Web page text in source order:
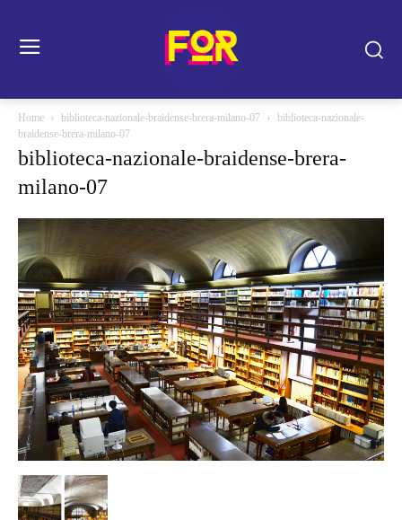
Home biblioteca-nazionale-braidense-brera-milano-07
biblioteca-nazionale-
braidense-brera-milano-07
biblioteca-nazionale-braidense-brera-
milano-07